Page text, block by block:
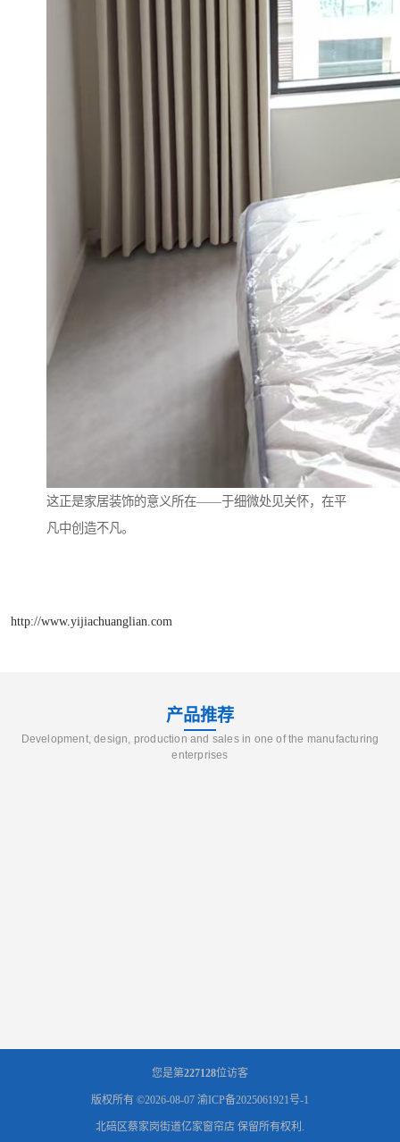
这正是家居装饰的意义所在——于细微处见关怀，在平
凡中创造不凡。
http://www.yijiachuanglian.com
产品推荐
Development, design, production and sales in one of the manufacturing
enterprises
您是第227128位访客
版权所有 ©2026-08-07 渝ICP备2025061921号-1
北碚区蔡家岗街道亿家窗帘店 保留所有权利.